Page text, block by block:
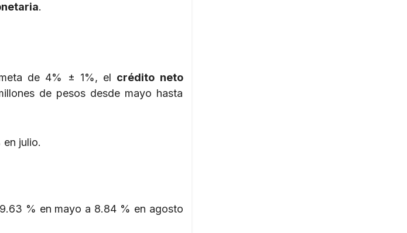
.
de 4% ± 1%, el crédito neto
de pesos desde mayo hasta
en julio.
% en mayo a 8.84 % en agosto